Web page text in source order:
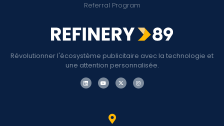
Révolutionner l'écosystème publicitaire avec la technologie et
une attention personnalisée.
Referral Program